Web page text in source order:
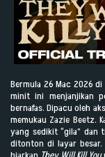
Bermula 26 Mac 2026
minit ini menjanjikan
bernafas. Dipacu oleh
memukau Zazie Beetz.
yang sedikit “gila” dan
ditonton di layar besar.